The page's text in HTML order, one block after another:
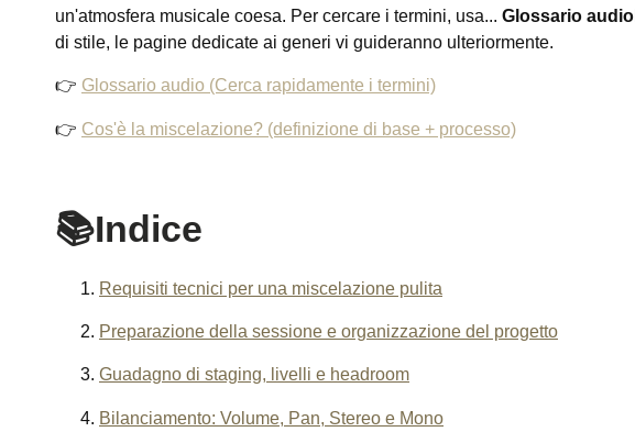
un'atmosfera musicale coesa. Per cercare i termini, usa... Glossario audio
di stile, le pagine dedicate ai generi vi guideranno ulteriormente.
👉 Glossario audio (Cerca rapidamente i termini)
👉 Cos'è la miscelazione? (definizione di base + processo)
📚Indice
Requisiti tecnici per una miscelazione pulita
Preparazione della sessione e organizzazione del progetto
Guadagno di staging, livelli e headroom
Bilanciamento: Volume, Pan, Stereo e Mono